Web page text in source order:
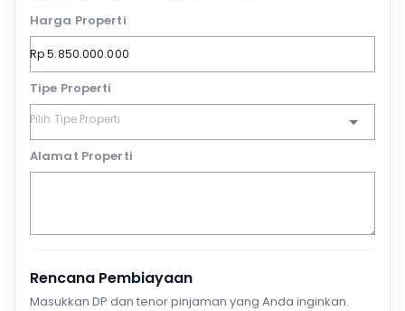
Harga Properti
Tipe Properti
Alamat Properti
Rencana Pembiayaan
Masukkan DP dan tenor pinjaman yang Anda inginkan.